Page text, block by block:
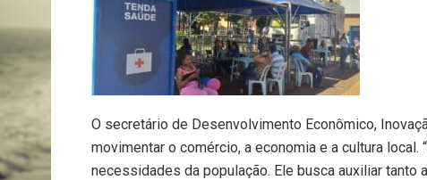
O secretário de Desenvolvimento Econômico,
movimentar o comércio, a economia e a cultura
necessidades da população. Ele busca auxiliar